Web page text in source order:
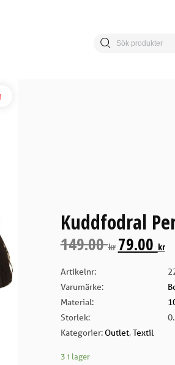
Kuddfodral
149.00kr 79.00 kr
Artikelnr:
Varumärke:
Material:
Storlek:
Kategorier: Outlet,Textil
3 i lager